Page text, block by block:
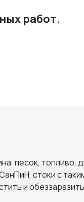
работ.
песок, топливо,
стоки с
и